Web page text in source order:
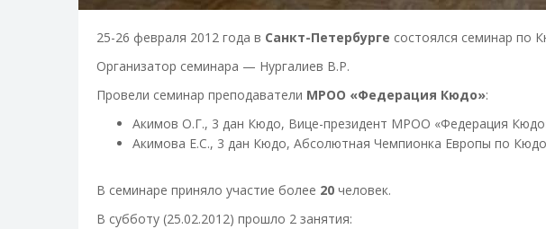
25-26 февраля 2012 года в Санкт-Петербурге состоялся семинар по
Организатор семинара — Нургалиев В.Р.
Провели семинар преподаватели МРОО «Федерация Кюдо»:
Акимов О.Г., 3 дан Кюдо, Вице-президент МРОО «Федерация
Акимова Е.С., 3 дан Кюдо, Абсолютная Чемпионка Европы по
В семинаре приняло участие более 20 человек.
В субботу (25.02.2012) прошло 2 занятия: